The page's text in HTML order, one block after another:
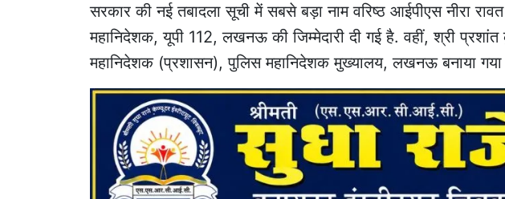
सरकार की नई तबादला सूची में सबसे बड़ा नाम वरिष्ठ आईपीएसनीरा
महानिदेशक, यूपी 112, लखनऊ की जिम्मेदारी दी गई है. वहीं, श्री
महानिदेशक (प्रशासन), पुलिस महानिदेशक मुख्यालय, लखनऊ बनाया गया